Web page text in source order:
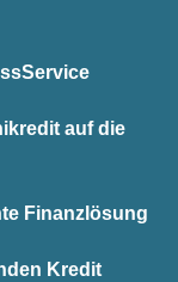
auf die
Finanzlösung
Kredit